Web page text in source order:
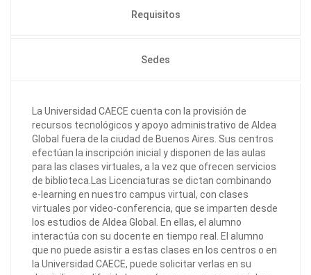
Requisitos
Sedes
La Universidad CAECE cuenta con la provisión de
recursos tecnológicos y apoyo administrativo de Aldea
Global fuera de la ciudad de Buenos Aires. Sus centros
efectúan la inscripción inicial y disponen de las aulas
para las clases virtuales, a la vez que ofrecen servicios
de biblioteca.Las Licenciaturas se dictan combinando
e-learning en nuestro campus virtual, con clases
virtuales por video-conferencia, que se imparten desde
los estudios de Aldea Global. En ellas, el alumno
interactúa con su docente en tiempo real. El alumno
que no puede asistir a estas clases en los centros o en
la Universidad CAECE, puede solicitar verlas en su